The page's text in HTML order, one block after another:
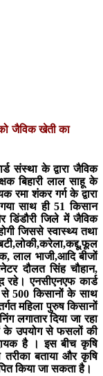
जैविक खेती का
संस्था के द्वारा जैविक
बिहारी लाल साहू के
रमा शंकर गर्ग के द्वारा
साथ ही 51 किसान
जिले में जैविक
जिससे स्वास्थ्य तथा
लाल भाजी,आदि बीजों
दौलत सिंह चौहान,
रहे। एनसीएनएफ कार्ड
से 500 किसानों के साथ
महिला पुरुष किसानों
लगातार दिया जा रहा
के उपयोग से फसलों की
है । इस बीच कृषि
तरीका बताया और कृषि
किया जा सकता है।